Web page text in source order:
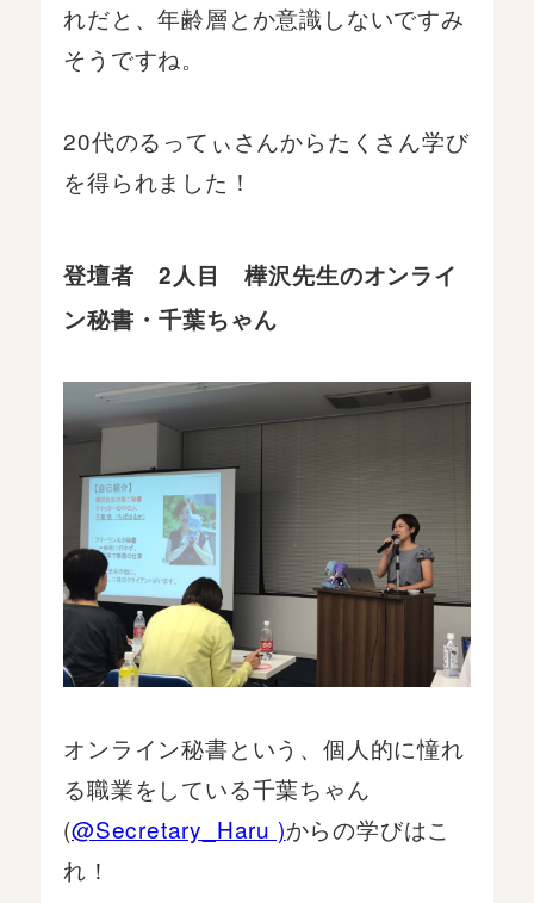
れだと、年齢層とか意識しないですみ
そうですね。
20代のるってぃさんからたくさん学び
を得られました！
登壇者 2人目 樺沢先生のオンライ
ン秘書・千葉ちゃん
オンライン秘書という、個人的に憧れ
る職業をしている千葉ちゃん
(@Secretary_Haru )からの学びはこ
れ！